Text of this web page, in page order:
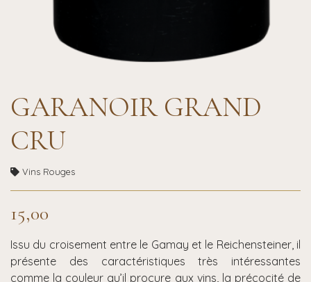
GARANOIR GRAND
CRU
Vins Rouges
15,00
Issu du croisement entre le Gamay et le Reichensteiner, il
présente des caractéristiques très intéressantes
comme la couleur qu’il procure aux vins, la précocité de